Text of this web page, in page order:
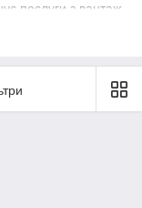
послуги з вантаж
перевезення і
терміни.
засобів, включа
Наша логісти
і надійність